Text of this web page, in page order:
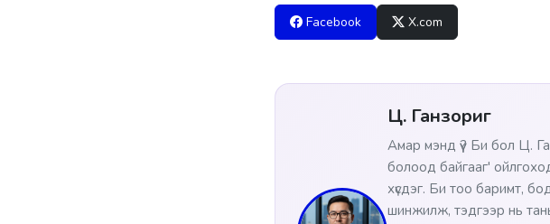
Facebook X.com
Ц. Ганзориг
Амар мэнд үү? Би бол Ц.
болоод байгааг'
хүсдэг. Би тоо баримт,
шинжилж, тэдгээр нь